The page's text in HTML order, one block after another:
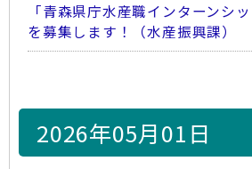
「青森県庁水産職インターンシ
を募集します！（水産振興課）
2026年05月01日